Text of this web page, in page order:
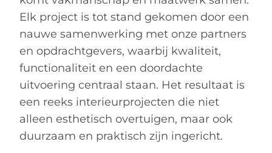
Elk project is tot stand gekomen door een
nauwe samenwerking met onze partners
en opdrachtgevers, waarbij kwaliteit,
functionaliteit en een doordachte
uitvoering centraal staan. Het resultaat is
een reeks interieurprojecten die niet
alleen esthetisch overtuigen, maar ook
duurzaam en praktisch zijn ingericht.